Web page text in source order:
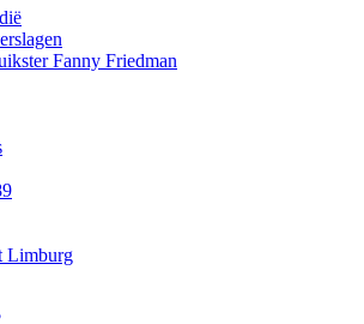
Fanny Friedman
Limburg